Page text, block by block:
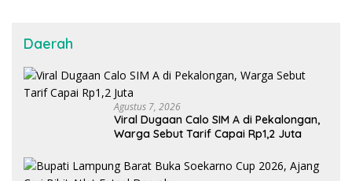
Daerah
Agustus 7, 2026
Viral Dugaan Calo SIM A di Pekalongan,
Warga Sebut Tarif Capai Rp1,2 Juta